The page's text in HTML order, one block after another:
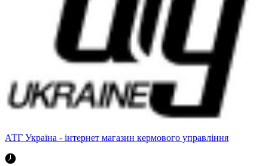
АТГ Україна - інтернет магазин кермового управління